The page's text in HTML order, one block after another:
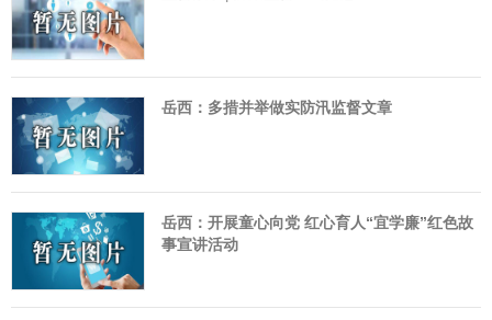
岳西：多措并举做实防汛监督文章
岳西：开展童心向党 红心育人“宜学廉”红色故
事宣讲活动